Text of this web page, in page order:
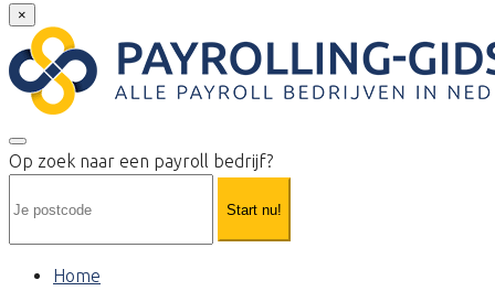
×
Op zoek naar een payroll bedrijf?
Start nu!
Home